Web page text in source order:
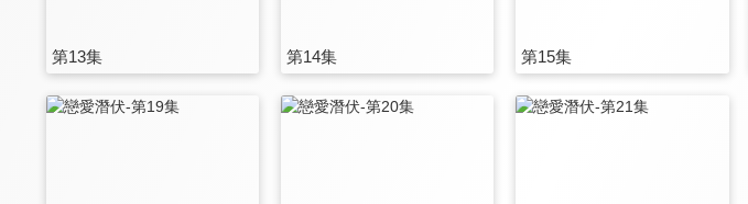
第13集 第14集 第15集